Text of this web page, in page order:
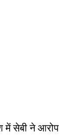
सेबी ने आरोप